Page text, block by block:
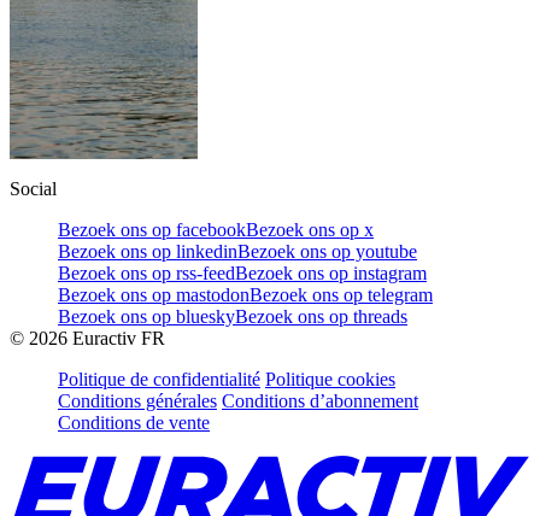
Social
Bezoek ons op facebookBezoek ons op x
Bezoek ons op linkedinBezoek ons op youtube
Bezoek ons op rss-feedBezoek ons op instagram
Bezoek ons op mastodonBezoek ons op telegram
Bezoek ons op blueskyBezoek ons op threads
© 2026 Euractiv FR
Politique de confidentialité Politique cookies
Conditions générales Conditions d’abonnement
Conditions de vente